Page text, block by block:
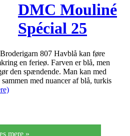
DMC Mouliné
Spécial 25
Broderigarn
807 Havblå
807 Havblå kan føre
en ferieø. Farven er blå, men
den spændende. Man kan med
med nuancer af blå, turkis
mere »